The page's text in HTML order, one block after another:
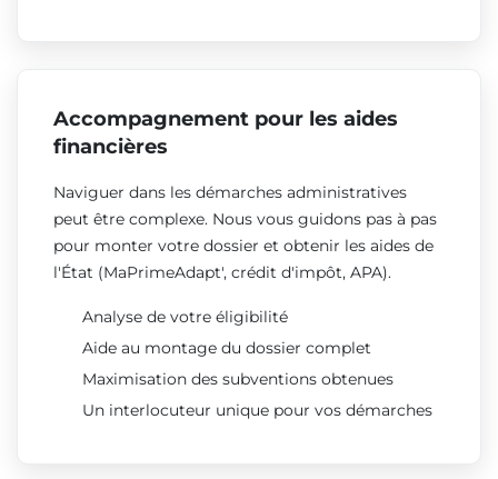
Accompagnement pour les aides
financières
Naviguer dans les démarches administratives
peut être complexe. Nous vous guidons pas à pas
pour monter votre dossier et obtenir les aides de
l'État (MaPrimeAdapt', crédit d'impôt, APA).
Analyse de votre éligibilité
Aide au montage du dossier complet
Maximisation des subventions obtenues
Un interlocuteur unique pour vos démarches